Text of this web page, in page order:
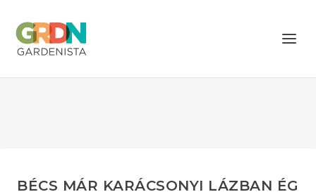
BÉCS MÁR KARÁCSONYI LÁZBAN ÉG